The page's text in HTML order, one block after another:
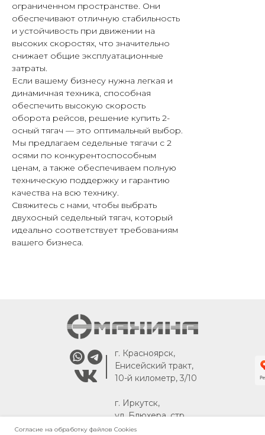
ограниченном пространстве. Они
обеспечивают отличную стабильность
и устойчивость при движении на
высоких скоростях, что значительно
снижает общие эксплуатационные
затраты.
Если вашему бизнесу нужна легкая и
динамичная техника, способная
обеспечить высокую скорость
оборота рейсов, решение купить 2-
осный тягач — это оптимальный выбор.
Мы предлагаем седельные тягачи с 2
осями по конкурентоспособным
ценам, а также обеспечиваем полную
техническую поддержку и гарантию
качества на всю технику.
Свяжитесь с нами, чтобы выбрать
двухосный седельный тягач, который
идеально соответствует требованиям
вашего бизнеса.
Согласие на обработку файлов Сookies
г. Красноярск,
Енисейский тракт,
10-й километр, 3/10
г. Иркутск,
ул. Блюхера, стр.
30